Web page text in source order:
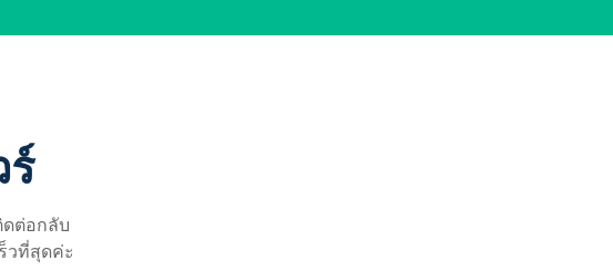
ต่อกลับ
วที่สุดค่ะ